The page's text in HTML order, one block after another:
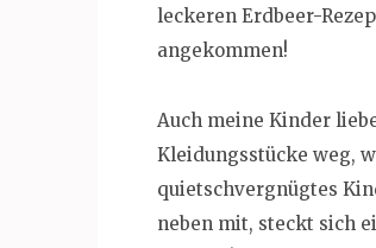
leckeren Erdbeer-
angekommen!
Auch meine Kinder
Kleidungsstücke weg,
quietschvergnügtes
neben mit, steckt sich